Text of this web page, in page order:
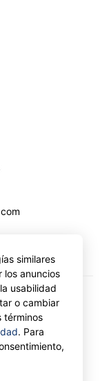
similares
los anuncios
usabilidad
o cambiar
términos
. Para